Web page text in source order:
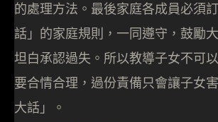
的處理方法。最後家庭各成員必須
話」的家庭規則，一同遵守，鼓勵
坦白承認過失。所以教導子女不可
要合情合理，過份責備只會讓子女
大話」。